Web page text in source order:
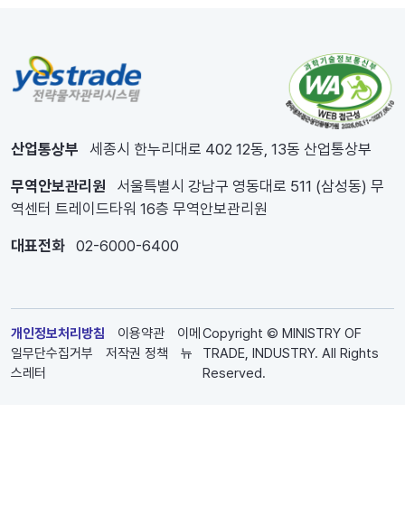
산업통상부 세종시 한누리대로 402 12동, 13동 산업통상부
무역안보관리원
서울특별시 강남구 영동대로 511 (삼성동) 무
역센터 트레이드타워 16층 무역안보관리원
대표전화 02-6000-6400
개인정보처리방침 이용약관
이메
일무단수집거부
저작권 정책
뉴
스레터
Copyright © MINISTRY OF
TRADE, INDUSTRY. All Rights
Reserved.